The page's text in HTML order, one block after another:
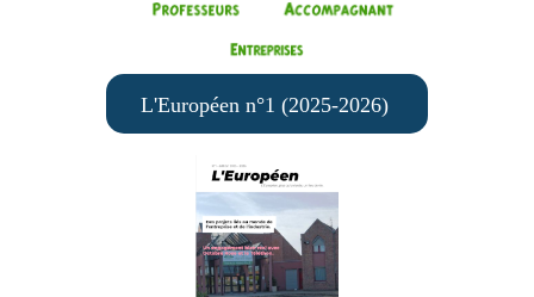
L'Européen n°1 (2025-2026)